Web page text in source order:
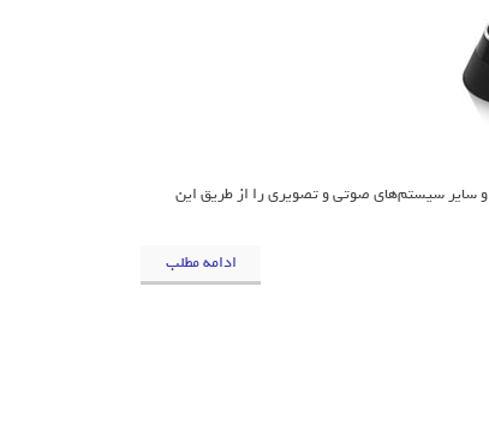
و سایر سیستم‌های صوتی و تصویری را از طریق این
ادامه مطلب